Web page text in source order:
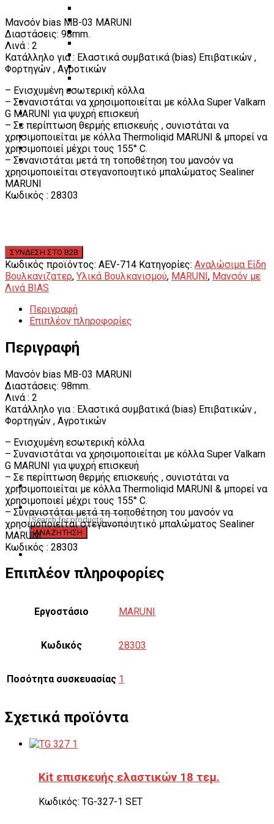
Εξοπλισμός Συνεργείου & Βουλκανιζατερ
Λεβιέδες – Σταυροί
Εργαλεία φρένων
Εργαλεία χειρός συνεργείου
Αναλώσιμα Είδη Συνεργείου
ΚΑΤΑΛΟΓΟΣ
DOWNLOADS
VIDEO & ΝΕΑ
ΕΠΙΚΟΙΝΩΝΙΑ
B2B
ΕΝ
Μανσόν bias MB-03 MARUNI
Διαστάσεις: 98mm.
Λινά : 2
Κατάλληλο για : Ελαστικά συμβατικά (bias) Επιβατικών ,
Φορτηγών , Αγροτικών
– Ενισχυμένη εσωτερική κόλλα
– Συνανιστάται να χρησιμοποιείται με κόλλα Super Valkarn
G MARUNI για ψυχρή επισκευή
– Σε περίπτωση θερμής επισκευής , συνιστάται να
χρησιμοποιείται με κόλλα Thermoliqid MARUNI & μπορεί να
χρησιμοποιεί μέχρι τους 155° C.
– Συνανιστάται μετά τη τοποθέτηση του μανσόν να
χρησιμοποιείται στεγανοποιητικό μπαλώματος Sealiner
MARUNI
Κωδικός : 28303
Κωδικός προϊόντος: AEV-714 Κατηγορίες: Αναλώσιμα Είδη
Βουλκανιζατερ, Υλικά Βουλκανισμού, MARUNI, Μανσόν με
Λινά BIAS
Περιγραφή
Επιπλέον πληροφορίες
Περιγραφή
Μανσόν bias MB-03 MARUNI
Διαστάσεις: 98mm.
Λινά : 2
Κατάλληλο για : Ελαστικά συμβατικά (bias) Επιβατικών ,
Φορτηγών , Αγροτικών
– Ενισχυμένη εσωτερική κόλλα
– Συνανιστάται να χρησιμοποιείται με κόλλα Super Valkarn
G MARUNI για ψυχρή επισκευή
– Σε περίπτωση θερμής επισκευής , συνιστάται να
χρησιμοποιείται με κόλλα Thermoliqid MARUNI & μπορεί να
χρησιμοποιεί μέχρι τους 155° C.
– Συνανιστάται μετά τη τοποθέτηση του μανσόν να
χρησιμοποιείται στεγανοποιητικό μπαλώματος Sealiner
MARUNI
Κωδικός : 28303
Επιπλέον πληροφορίες
Εργοστάσιο MARUNI
Κωδικός 28303
Ποσότητα συσκευασίας 1
Σχετικά προϊόντα
Kit επισκευής ελαστικών 18 τεμ.
Κωδικός: TG-327-1 SET